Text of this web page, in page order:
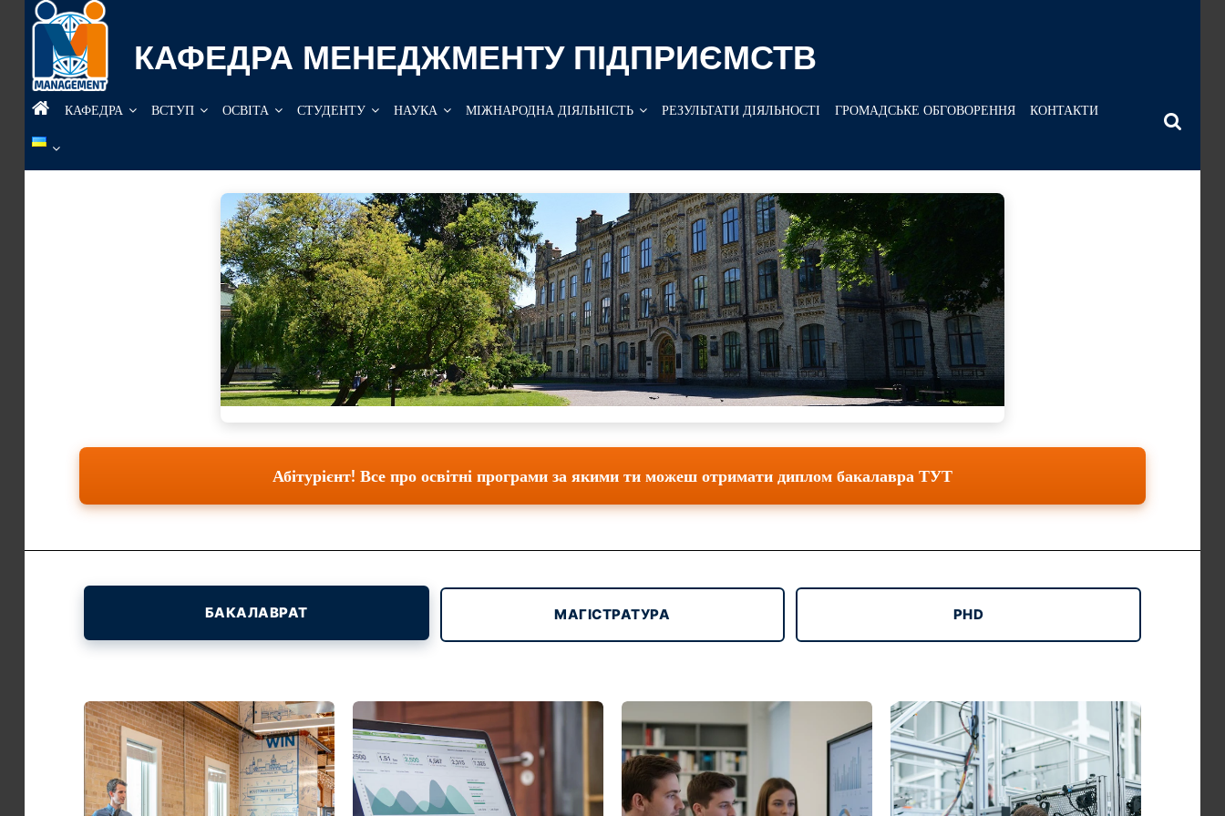
Перейти
до
вмісту
КАФЕДРА МЕНЕДЖМЕНТУ ПІДПРИЄМСТВ
КАФЕДРА ВСТУП ОСВІТА СТУДЕНТУ НАУКА МІЖНАРОДНА ДІЯЛЬНІСТЬ РЕЗУЛЬТАТИ ДІЯЛЬНОСТІ ГРОМАДСЬКЕ ОБГОВОРЕННЯ КОНТАКТИ
Абітурієнт! Все про освітні програми за якими ти можеш отримати диплом бакалавра ТУТ
БАКАЛАВРАТ МАГІСТРАТУРА PHD